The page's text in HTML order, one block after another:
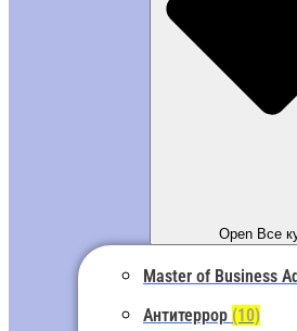
Open Все
Master of Business
Антитеррор (10)